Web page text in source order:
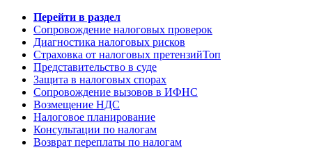
Перейти в раздел
Сопровождение налоговых проверок
Диагностика налоговых рисков
Страховка от налоговых претензийТоп
Представительство в суде
Защита в налоговых спорах
Сопровождение вызовов в ИФНС
Возмещение НДС
Налоговое планирование
Консультации по налогам
Возврат переплаты по налогам